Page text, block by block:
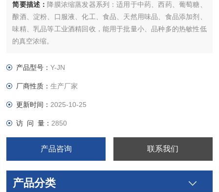
简要描述： 降膜浓缩蒸发器系列：适用于中药、西药、葡萄糖、
酿酒、淀粉、口服液、化工、食品、天然用味品、食品添加剂、
味精、乳品等工业酒精回收，能用于批量小、品种多的热敏性低
的真空浓缩。
产品型号：Y-JN
厂商性质：生产厂家
更新时间： 2025-10-25
访 问 量： 2850
产品咨询 联系我们
产品分类